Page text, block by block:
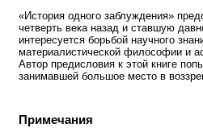
«История одного заблуждения»
четверть века назад и ставшую
интересуется борьбой научного
материалистической философии и
Автор предисловия к этой книге
занимавшей большое место в
Примечания